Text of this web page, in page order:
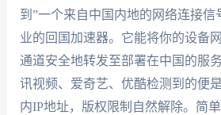
到”一个来自中国内地的网络连接信
业的回国加速器。它能将你的设备
通道安全地转发至部署在中国的服
讯视频、爱奇艺、优酷检测到的便
内IP地址，版权限制自然解除。简